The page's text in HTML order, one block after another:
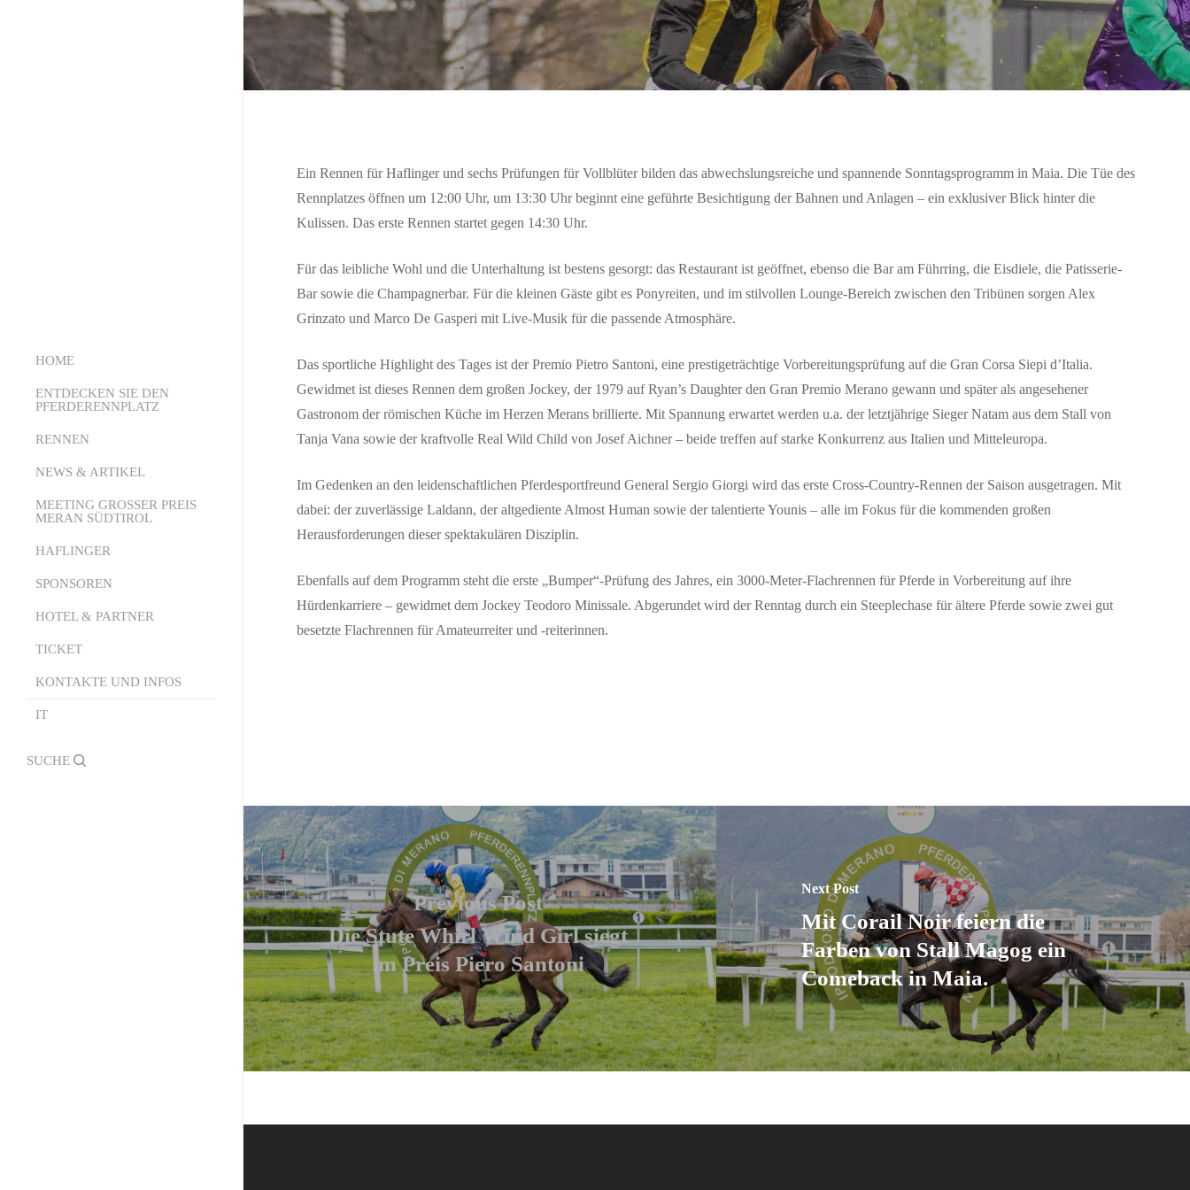
HOME
ENTDECKEN SIE DEN
PFERDERENNPLATZ
Über uns
Die Struktur
Der Pferderennsport
Events Area
RENNEN
Kalender
Starter Online
Burggrafenamt Palio
Rangliste Saison
NEWS & ARTIKEL
News
MEETING GROSSER PREIS
MERAN SÜDTIROL
Meeting Grosser Preis Meran
Südtirol 2026
Die Geschichte
HAFLINGER
SPONSOREN
HOTEL & PARTNER
Partner-Hotels
Partner-Restaurants
TICKET
KONTAKTE UND INFOS
IT
Ein Rennen für Haflinger und sechs Prüfungen für Vollblüter bilden das abwechslungsreiche und spannende Sonntagsprogramm in Maia. Die Tüe des
Rennplatzes öffnen um 12:00 Uhr, um 13:30 Uhr beginnt eine geführte Besichtigung der Bahnen und Anlagen – ein exklusiver Blick hinter die
Kulissen. Das erste Rennen startet gegen 14:30 Uhr.
Für das leibliche Wohl und die Unterhaltung ist bestens gesorgt: das Restaurant ist geöffnet, ebenso die Bar am Führring, die Eisdiele, die Patisserie-
Bar sowie die Champagnerbar. Für die kleinen Gäste gibt es Ponyreiten, und im stilvollen Lounge-Bereich zwischen den Tribünen sorgen Alex
Grinzato und Marco De Gasperi mit Live-Musik für die passende Atmosphäre.
Das sportliche Highlight des Tages ist derPremio Pietro Santoni, eine prestigeträchtige Vorbereitungsprüfung auf die Gran Corsa Siepi d’Italia.
Gewidmet ist dieses Rennen dem großen Jockey, der 1979 auf Ryan’s Daughter den Gran Premio Merano gewann und später als angesehener
Gastronom der römischen Küche im Herzen Merans brillierte. Mit Spannung erwartet werden u.a. der letztjährige SiegerNatam aus dem Stall von
Tanja Vana sowie der kraftvolle Real Wild Child von Josef Aichner – beide treffen auf starke Konkurrenz aus Italien und Mitteleuropa.
Im Gedenken an den leidenschaftlichen Pferdesportfreund General Sergio Giorgi wird das erste Cross-Country-Rennen der Saison ausgetragen. Mit
dabei: der zuverlässige Laldann, der altgediente Almost Human sowie der talentierteYounis – alle im Fokus für die kommenden großen
Herausforderungen dieser spektakulären Disziplin.
Ebenfalls auf dem Programm steht die erste „Bumper“-Prüfung des Jahres, ein 3000-Meter-Flachrennen für Pferde in Vorbereitung auf ihre
Hürdenkarriere – gewidmet dem Jockey Teodoro Minissale. Abgerundet wird der Renntag durch ein Steeplechase für ältere Pferde sowie zwei gut
besetzte Flachrennen für Amateurreiter und -reiterinnen.
Previous Post
Die Stute Whirl Wind Girl siegt
im Preis Piero Santoni
Next Post
Mit Corail Noir feiern die
Farben von Stall Magog ein
Comeback in Maia.